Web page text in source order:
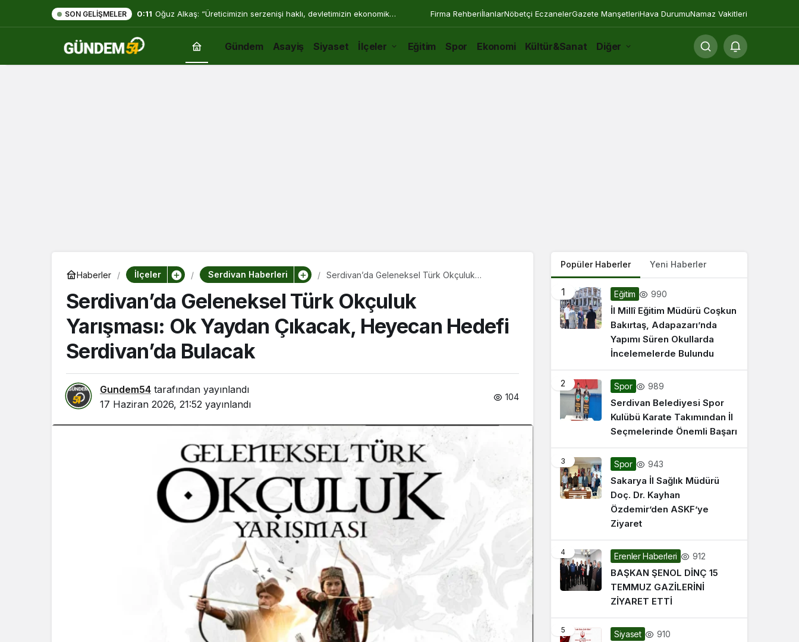
SON GELIŞMELER 0:11 Oğuz Alkaş: “Üreticimizin serzenişi haklı, devletimizin ekonomik Firma RehberiİlanlarNöbetçi EczanelerGazete ManşetleriHava DurumuNamaz Vakitleri
Gündem Asayiş Siyaset İlçeler Eğitim Spor Ekonomi Kültür&Sanat Diğer
Haberler İlçeler Serdivan Haberleri
Serdivan’da Geleneksel Türk Okçuluk
Serdivan’da Bulacak
Serdivan’da Geleneksel Türk Okçuluk
Yarışması: Ok Yaydan Çıkacak, Heyecan Hedefi
Serdivan’da Bulacak
Gundem54 tarafından yayınlandı
17 Haziran 2026, 21:52 yayınlandı
104
Popüler Haberler Yeni Haberler
1 Eğitim 990
İl Millî Eğitim Müdürü Coşkun
Bakırtaş, Adapazarı’nda
Yapımı Süren Okullarda
İncelemelerde Bulundu
2 Spor 989
Serdivan Belediyesi Spor
Kulübü Karate Takımından İl
Seçmelerinde Önemli Başarı
3 Spor 943
Sakarya İl Sağlık Müdürü
Doç. Dr. Kayhan
Özdemir’den ASKF’ye
Ziyaret
4 Erenler Haberleri 912
BAŞKAN ŞENOL DİNÇ 15
TEMMUZ GAZİLERİNİ
ZİYARET ETTİ
5 Siyaset 910